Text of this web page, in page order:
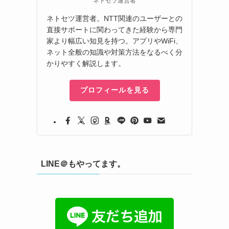
ネトセツ運営者。NTT関連のユーザーとの
直接サポートに関わってきた経験から専門
家より幅広い知見を持つ。アプリやWiFi、
ネット全般の知識や対策方法をなるべく分
かりやすく解説します。
プロフィールを見る
LINE＠もやってます。